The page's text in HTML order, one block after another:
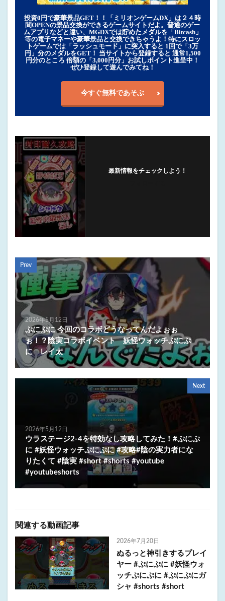
投資0円で豪華景品GET！！「ミリオンゲームDX」は２４時
間OPENの景品交換ができるゲームサイトだよ。普通のゲー
ムアプリなどと違い、MGDXでは貯めたメダルを「Bitcash」
等の電子マネーや豪華景品と交換できちゃうよ！特にスロッ
トゲームでは「ラッシュモード」に突入すると 1回で「3万
円」分のメダルをGET！ 当サイトから登録すると 通常1,500
円分のところ 倍額の「3,000円分」お試しポイント進呈中！
ぜひ登録して遊んでみてね！
今すぐ無料であそぶ
最新情報をチェックしよう！
Prev
2026年5月12日
ぷにぷに 今回のコラボどうなってんだよぉぉ
ぉ！？陰実コラボイベント 妖怪ウォッチぷにぷ
に レイ太
Next
2026年5月12日
ウラステージ2-4を特効なし攻略してみた！#ぷにぷ
に #妖怪ウォッチぷにぷに #攻略#陰の実力者にな
りたくて #陰実 #short #shorts #youtube
#youtubeshorts
関連する動画記事
2026年7月20日
ぬるっと神引きするプレイ
ヤー #ぷにぷに #妖怪ウォ
ッチぷにぷに #ぷにぷにガ
シャ #shorts #short